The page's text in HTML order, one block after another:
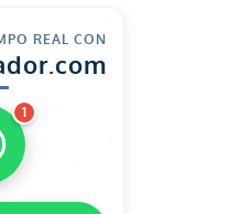
REAL CON
1